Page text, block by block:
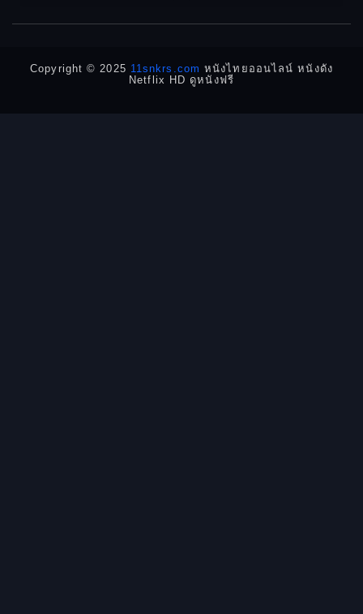
Detective สืบสวน
Copyright © 2025 11snkrs.com หนังไทยออนไลน์ หนังดัง
Netflix HD ดูหนังฟรี